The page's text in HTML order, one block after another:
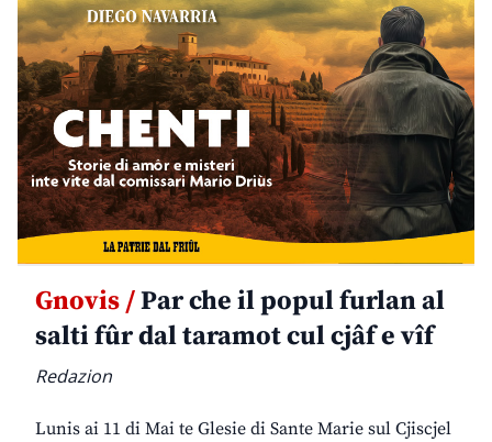
Gnovis /Par che il popul furlan al
salti fûr dal taramot cul cjâf e vîf
Redazion
Lunis ai 11 di Mai te Glesie di Sante Marie sul Cjiscjel